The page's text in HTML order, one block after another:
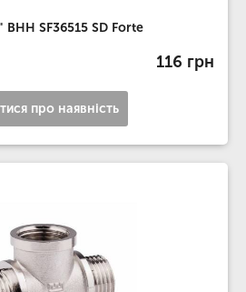
ВНН SF36515 SD Forte
116 грн
про наявність